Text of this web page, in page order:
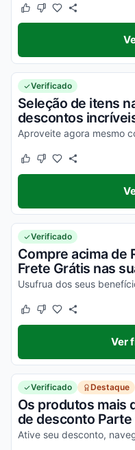
Este cupom funcionou
Este cupom não
Verificado
Seleção de itens
descontos
Este cupom funcionou
Este cupom não
Verificado
Compre acima de
Frete Grátis nas
Este cupom funcionou
Este cupom não
Ver
Verificado Destaque
Os produtos mais
de desconto Parte